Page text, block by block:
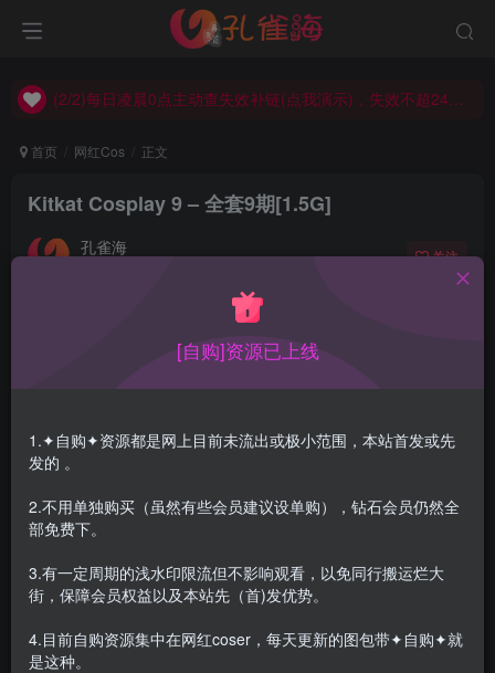
(2/2)每日凌晨0点主动查失效补链(点我演示)，失效不超24小时，
(2/2)每日凌晨0点主动查失效补链(点我演示)，失效不超24小时，
首页 网红Cos 正文
Kitkat Cosplay 9 – 全套9期[1.5G]
孔雀海 关注
合集目录在预览图下面(V:视频)
[自购]资源已上线
1.✦自购✦资源都是网上目前未流出或极小范围，本站首发或先
发的 。
2.不用单独购买（虽然有些会员建议设单购），钻石会员仍然全
部免费下。
3.有一定周期的浅水印限流但不影响观看，以免同行搬运烂大
街，保障会员权益以及本站先（首)发优势。
4.目前自购资源集中在网红coser，每天更新的图包带✦自购✦就
是这种。